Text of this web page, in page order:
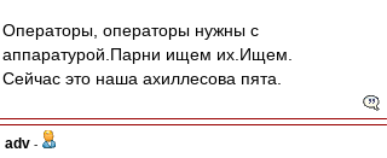
Операторы, операторы нужны с
аппаратурой.Парни ищем их.Ищем.
Сейчас это наша ахиллесова пята.
adv -